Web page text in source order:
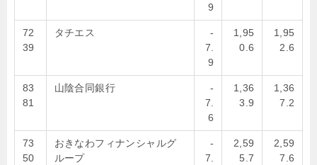
9
72
39
タチエス
-
7.
9
1,95
0.6
1,95
2.6
83
81
山陰合同銀行
-
7.
6
1,36
3.9
1,36
7.2
73
50
おきなわフィナンシャルグ
ループ
-
7.
2,59
5.7
2,59
7.6